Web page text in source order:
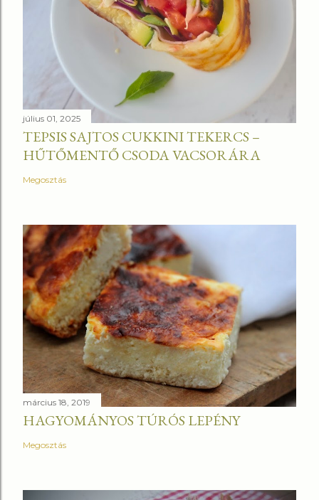
július 01, 2025
TEPSIS SAJTOS CUKKINI TEKERCS –
HŰTŐMENTŐ CSODA VACSORÁRA
Megosztás
március 18, 2019
HAGYOMÁNYOS TÚRÓS LEPÉNY
Megosztás